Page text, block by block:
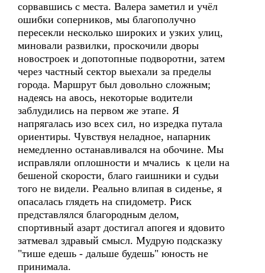
сорвавшись с места. Валера заметил и учёл
ошибки соперников, мы благополучно
пересекли несколько широких и узких улиц,
миновали развилки, проскочили дворы
новостроек и допотопные подворотни, затем
через частный сектор выехали за пределы
города. Маршрут был довольно сложным;
надеясь на авось, некоторые водители
заблудились на первом же этапе. Я
напрягалась изо всех сил, но изредка путала
ориентиры. Чувствуя неладное, напарник
немедленно останавливался на обочине. Мы
исправляли оплошности и мчались к цели на
бешеной скорости, благо гаишники и судьи
того не видели. Реально влипая в сиденье, я
опасалась глядеть на спидометр. Риск
представлялся благородным делом,
спортивный азарт достигал апогея и ядовито
затмевал здравый смысл. Мудрую подсказку
"тише едешь - дальше будешь" юность не
принимала.